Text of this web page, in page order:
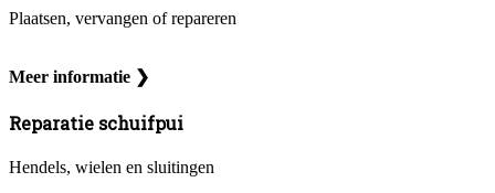
Plaatsen, vervangen of repareren
Meer informatie ❯
Reparatie schuifpui
Hendels, wielen en sluitingen